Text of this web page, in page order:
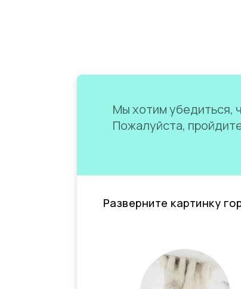
Мы хотим убедиться,
Пожалуйста,
Разверните картинку